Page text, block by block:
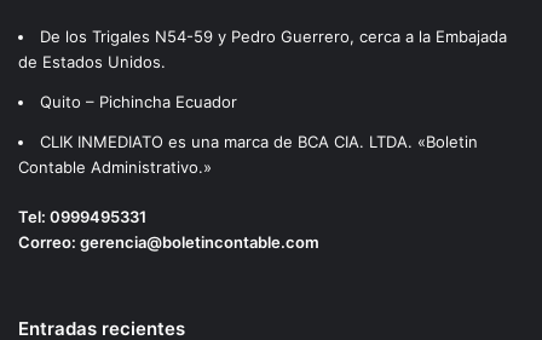
De los Trigales N54-59 y Pedro Guerrero, cerca a la Embajada
de Estados Unidos.
Quito – Pichincha Ecuador
CLIK INMEDIATO es una marca de BCA CIA. LTDA. «Boletin
Contable Administrativo.»
Tel: 0999495331
Correo: gerencia@boletincontable.com
Entradas recientes